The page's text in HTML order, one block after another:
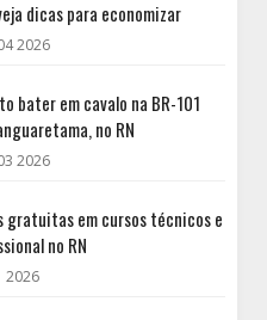
dicas para economizar
2026
bater em cavalo na BR-101
no RN
2026
gratuitas em cursos técnicos e
no RN
2026